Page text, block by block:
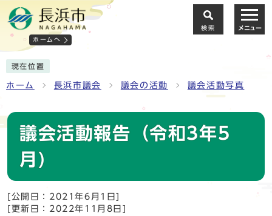
ホームへ
検索 メニュー
現在位置
ホーム 長浜市議会 議会の活動 議会活動写真
議会活動報告（令和3年5
月)
[公開日：2021年6月1日]
[更新日：2022年11月8日]